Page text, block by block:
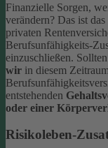
Finanzielle Sorgen,
verändern? Das ist
privaten
Berufsunfähigkeits-
einzuschließen.
wir in diesem
entstehenden
oder einer
Risikoleben-